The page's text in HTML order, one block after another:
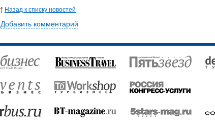
Назад к списку новостей
Добавить комментарий